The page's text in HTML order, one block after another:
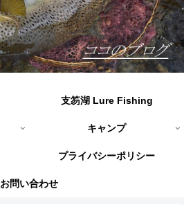
支笏湖 Lure Fishing
キャンプ
プライバシーポリシー
お問い合わせ